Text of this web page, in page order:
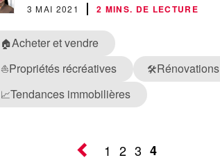
3 MAI 2021 2 MINS. DE LECTURE
🏠Acheter et vendre
⛵Propriétés récréatives 🛠️Rénovations
📈Tendances immobilières
1 2 3 4